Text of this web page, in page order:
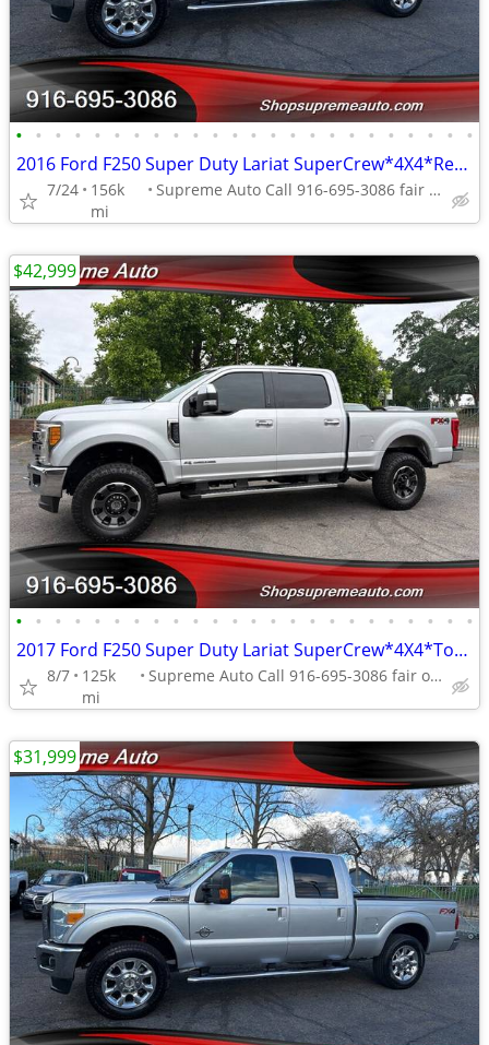
• • • • • • • • • • • • • • • • • • • • • • • •
2016 Ford F250 Super Duty Lariat SuperCrew*4X4*Rear Camera*Tow Package
7/24
156k
mi
Supreme Auto Call 916-695-3086 fair oaks
• • • • • • • • • • • • • • • • • • • • • • • •
2017 Ford F250 Super Duty Lariat SuperCrew*4X4*Tow Package*Lifted*FX4*
8/7
125k
mi
Supreme Auto Call 916-695-3086 fair oaks
$42,999
$31,999